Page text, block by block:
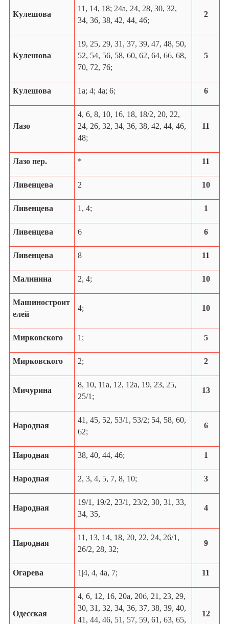
Кулешова
11, 14, 18; 24а, 24, 28, 30, 32,
34, 36, 38, 42, 44, 46;
2
Кулешова
19, 25, 29, 31, 37, 39, 47, 48, 50,
52, 54, 56, 58, 60, 62, 64, 66, 68,
70, 72, 76;
5
Кулешова 1а; 4; 4а; 6; 6
Лазо
4, 6, 8, 10, 16, 18, 18/2, 20, 22,
24, 26, 32, 34, 36, 38, 42, 44, 46,
48;
11
Лазо пер. * 11
Ливенцева 2 10
Ливенцева 1, 4; 1
Ливенцева 6 6
Ливенцева 8 11
Малинина 2, 4; 10
Машиностроит
елей
4; 10
Мирковского 1; 5
Мирковского 2; 2
Мичурина
8, 10, 11а, 12, 12а, 19, 23, 25,
25/1;
13
Народная
41, 45, 52, 53/1, 53/2; 54, 58, 60,
62;
6
Народная 38, 40, 44, 46; 1
Народная 2, 3, 4, 5, 7, 8, 10; 3
Народная
19/1, 19/2, 23/1, 23/2, 30, 31, 33,
34, 35,
4
Народная
11, 13, 14, 18, 20, 22, 24, 26/1,
26/2, 28, 32;
9
Огарева 1 |4, 4, 4а, 7; 11
Одесская
4, 6, 12, 16, 20а, 20б, 21, 23, 29,
30, 31, 32, 34, 36, 37, 38, 39, 40,
41, 44, 46, 51, 57, 59, 61, 63, 65,
12